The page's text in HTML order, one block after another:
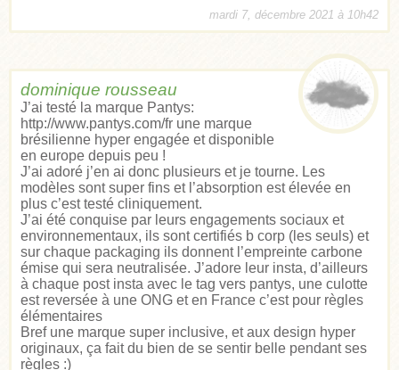
mardi 7, décembre 2021 à 10h42
dominique rousseau
J’ai testé la marque Pantys:
http://www.pantys.com/fr une marque
brésilienne hyper engagée et disponible
en europe depuis peu !
J’ai adoré j’en ai donc plusieurs et je tourne. Les
modèles sont super fins et l’absorption est élevée en
plus c’est testé cliniquement.
J’ai été conquise par leurs engagements sociaux et
environnementaux, ils sont certifiés b corp (les seuls) et
sur chaque packaging ils donnent l’empreinte carbone
émise qui sera neutralisée. J’adore leur insta, d’ailleurs
à chaque post insta avec le tag vers pantys, une culotte
est reversée à une ONG et en France c’est pour règles
élémentaires
Bref une marque super inclusive, et aux design hyper
originaux, ça fait du bien de se sentir belle pendant ses
règles :)